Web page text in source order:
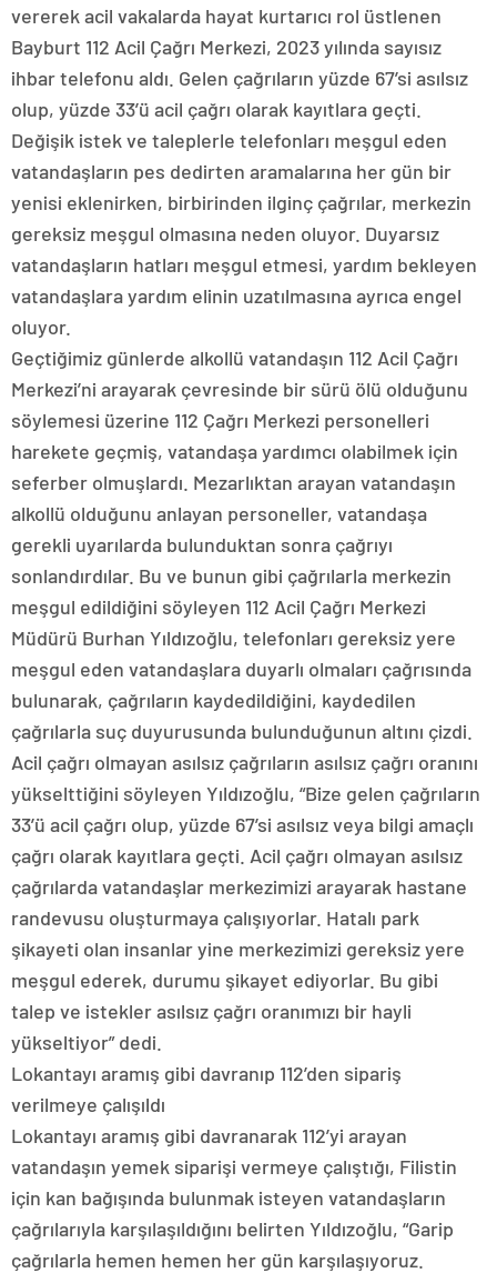
vererek acil vakalarda hayat kurtarıcı rol üstlenen
Bayburt 112 Acil Çağrı Merkezi, 2023 yılında sayısız
ihbar telefonu aldı. Gelen çağrıların yüzde 67’si asılsız
olup, yüzde 33’ü acil çağrı olarak kayıtlara geçti.
Değişik istek ve taleplerle telefonları meşgul eden
vatandaşların pes dedirten aramalarına her gün bir
yenisi eklenirken, birbirinden ilginç çağrılar, merkezin
gereksiz meşgul olmasına neden oluyor. Duyarsız
vatandaşların hatları meşgul etmesi, yardım bekleyen
vatandaşlara yardım elinin uzatılmasına ayrıca engel
oluyor.
Geçtiğimiz günlerde alkollü vatandaşın 112 Acil Çağrı
Merkezi’ni arayarak çevresinde bir sürü ölü olduğunu
söylemesi üzerine 112 Çağrı Merkezi personelleri
harekete geçmiş, vatandaşa yardımcı olabilmek için
seferber olmuşlardı. Mezarlıktan arayan vatandaşın
alkollü olduğunu anlayan personeller, vatandaşa
gerekli uyarılarda bulunduktan sonra çağrıyı
sonlandırdılar. Bu ve bunun gibi çağrılarla merkezin
meşgul edildiğini söyleyen 112 Acil Çağrı Merkezi
Müdürü Burhan Yıldızoğlu, telefonları gereksiz yere
meşgul eden vatandaşlara duyarlı olmaları çağrısında
bulunarak, çağrıların kaydedildiğini, kaydedilen
çağrılarla suç duyurusunda bulunduğunun altını çizdi.
Acil çağrı olmayan asılsız çağrıların asılsız çağrı oranını
yükselttiğini söyleyen Yıldızoğlu, “Bize gelen çağrıların
33’ü acil çağrı olup, yüzde 67’si asılsız veya bilgi amaçlı
çağrı olarak kayıtlara geçti. Acil çağrı olmayan asılsız
çağrılarda vatandaşlar merkezimizi arayarak hastane
randevusu oluşturmaya çalışıyorlar. Hatalı park
şikayeti olan insanlar yine merkezimizi gereksiz yere
meşgul ederek, durumu şikayet ediyorlar. Bu gibi
talep ve istekler asılsız çağrı oranımızı bir hayli
yükseltiyor” dedi.
Lokantayı aramış gibi davranıp 112’den sipariş
verilmeye çalışıldı
Lokantayı aramış gibi davranarak 112’yi arayan
vatandaşın yemek siparişi vermeye çalıştığı, Filistin
için kan bağışında bulunmak isteyen vatandaşların
çağrılarıyla karşılaşıldığını belirten Yıldızoğlu, “Garip
çağrılarla hemen hemen her gün karşılaşıyoruz.